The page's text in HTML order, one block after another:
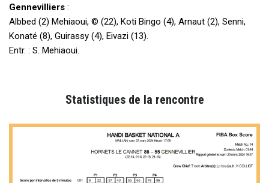
Gennevilliers :
Albbed (2) Mehiaoui, © (22), Koti Bingo (4), Arnaut (2), Senni,
Konaté (8), Guirassy (4), Eivazi (13).
Entr. : S. Mehiaoui.
Statistiques de la rencontre